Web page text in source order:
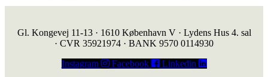
Gl. Kongevej 11-13 · 1610 København V · Lydens Hus 4. sal
· CVR 35921974 · BANK 9570 0114930
Instagram
Facebook Linkedin